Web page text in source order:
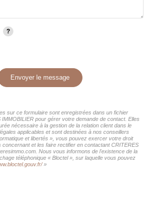
Envoyer le message
sur ce formulaire sont enregistrées dans un fichier
pour gérer votre demande de contact. Elles
nécessaire à la gestion de la relation client dans le
applicables et sont destinées à nos conseillers
et libertés », vous pouvez exercer votre droit
et les faire rectifier en contactant CRITERES
Nous vous informons de l'existence de la
téléphonique « Bloctel », sur laquelle vous pouvez
»